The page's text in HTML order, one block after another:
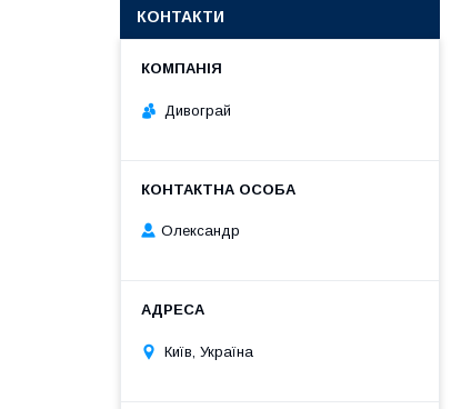
КОНТАКТИ
Дивограй
Олександр
Київ, Україна